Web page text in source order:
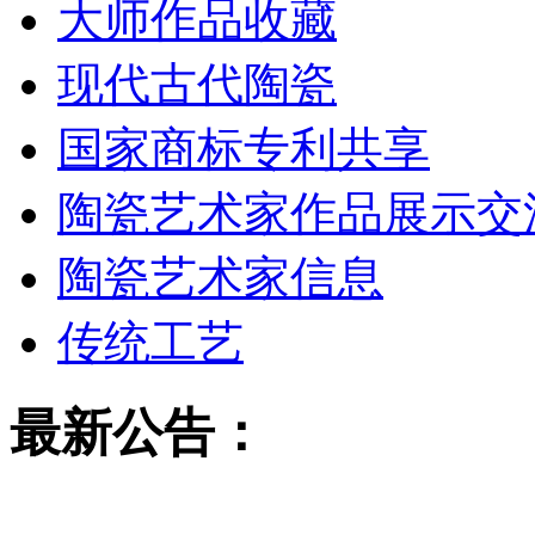
大师作品收藏
现代古代陶瓷
国家商标专利共享
陶瓷艺术家作品展示
陶瓷艺术家信息
传统工艺
最新公告：